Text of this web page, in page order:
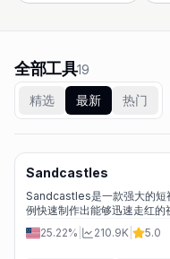
全部工具19
精选
最新 热门
Sandcastles
Sandcastles是一款强大的短
例快速制作出能够迅速走红的
25.22%
210.9K 5.0